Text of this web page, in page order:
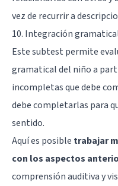
vez de recurrir a
10. Integración
Este subtest permite
gramatical del niño a
incompletas que debe
debe completarlas para
sentido.
Aquí es posible trabajar
con los aspectos
comprensión auditiva y